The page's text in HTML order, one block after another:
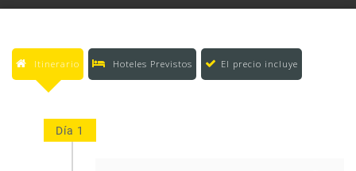
Itinerario Hoteles Previstos El precio incluye
Día 1